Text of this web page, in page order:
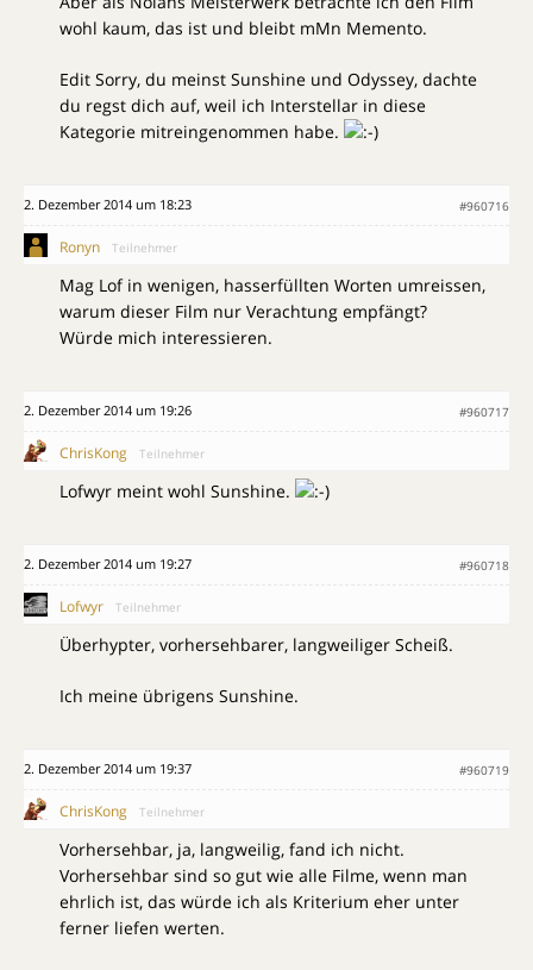
wohl kaum, das ist und bleibt mMn Memento.
Edit Sorry, du meinst Sunshine und Odyssey, dachte
du regst dich auf, weil ich Interstellar in diese
Kategorie mitreingenommen habe.
2. Dezember 2014 um 18:23 #960716
Ronyn Teilnehmer
Mag Lof in wenigen, hasserfüllten Worten umreissen,
warum dieser Film nur Verachtung empfängt?
Würde mich interessieren.
2. Dezember 2014 um 19:26 #960717
ChrisKong Teilnehmer
Lofwyr meint wohl Sunshine.
2. Dezember 2014 um 19:27 #960718
Lofwyr Teilnehmer
Überhypter, vorhersehbarer, langweiliger Scheiß.
Ich meine übrigens Sunshine.
2. Dezember 2014 um 19:37 #960719
ChrisKong Teilnehmer
Vorhersehbar, ja, langweilig, fand ich nicht.
Vorhersehbar sind so gut wie alle Filme, wenn man
ehrlich ist, das würde ich als Kriterium eher unter
ferner liefen werten.